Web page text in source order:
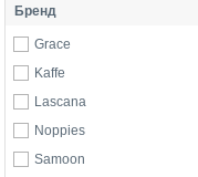
Бренд
Grace
Kaffe
Lascana
Noppies
Samoon